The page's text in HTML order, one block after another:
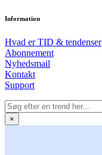
Information
Hvad er TID & tendenser
Abonnement
Nyhedsmail
Kontakt
Support
×